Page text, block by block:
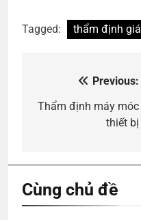
Tagged: thẩm định giá
hướng
Previous:
Thẩm định máy móc
thiết bị
Cùng chủ đề